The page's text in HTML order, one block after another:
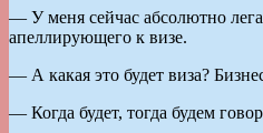
— У меня сейчас абсолютно
апеллирующего к визе.
— А какая это будет виза?
— Когда будет, тогда будем